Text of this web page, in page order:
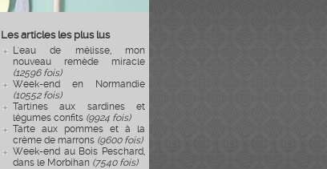
Les articles les plus lus
L'eau de mélisse, mon
nouveau remède miracle
(12596 fois)
Week-end en Normandie
(10552 fois)
Tartines aux sardines et
légumes confits (9924 fois)
Tarte aux pommes et à la
crème de marrons (9600 fois)
Week-end au Bois Peschard,
dans le Morbihan (7540 fois)